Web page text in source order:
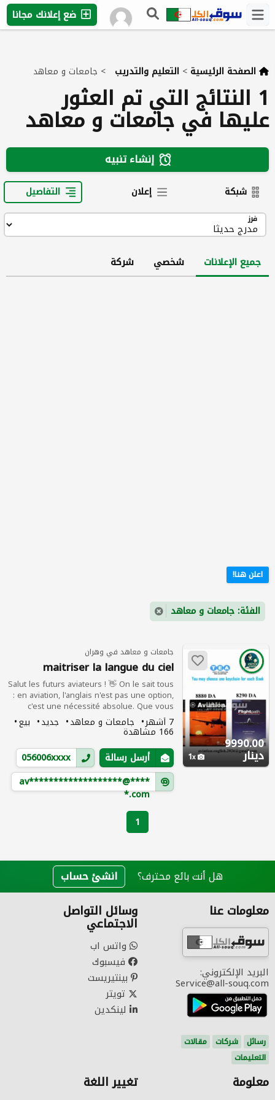
ضع إعلانك مجانا
الصفحة الرئيسية > التعليم والتدريب > جامعات و معاهد
1 النتائج التي تم العثور
عليها في جامعات و معاهد
إنشاء تنبيه
شبكة إعلان التفاصيل
فرز
جميع الإعلانات شخصي شركة
اعلن هنا!
الفئة: جامعات و معاهد
9990.00
دينار 1
جامعات و معاهد في وهران
maitriser la langue du ciel
Salut les futurs aviateurs ! 👋 ​On le sait tous
: en aviation, l'anglais n'est pas une option,
c'est une nécessité absolue. Que vous
visiez le niveau 4 OACI ou que vous vouliez
simplement être plus à l'aise à la radio, nous
avons l'outil qu'il vous faut.
7 أشهر جامعات و معاهد جديد بيع
166 مشاهدة
أرسل رسالة
056006xxxx
av*******************@****
*.com
1
هل أنت بائع محترف؟ انشئ حساب
معلومات عنا
البريد الإلكتروني:
Service@all-souq.com
رسائل شركات
مقالات
التعليمات
وسائل التواصل
الاجتماعي
واتس اب
فيسبوك
بينتيريست
تويتر
لينكدين
معلومة تغيير اللغة